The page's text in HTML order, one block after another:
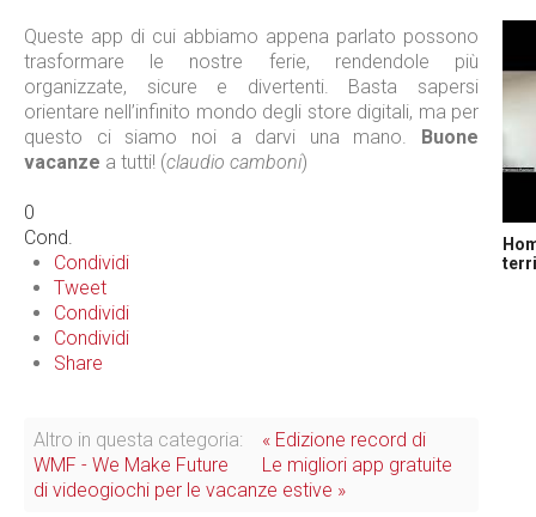
Queste app di cui abbiamo appena parlato possono
trasformare le nostre ferie, rendendole più
organizzate, sicure e divertenti. Basta sapersi
orientare nell’infinito mondo degli store digitali, ma per
questo ci siamo noi a darvi una mano.
Buone
vacanze a tutti! (claudio camboni)
0
Cond.
Condividi
Tweet
Condividi
Condividi
Share
Altro in questa categoria:
« Edizione record di
WMF - We Make Future
Le migliori app gratuite
di videogiochi per le vacanze estive »